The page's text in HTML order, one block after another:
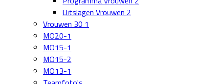
Uitslagen Vrouwen 2
Vrouwen 30 1
MO20-1
MO15-1
MO15-2
MO13-1